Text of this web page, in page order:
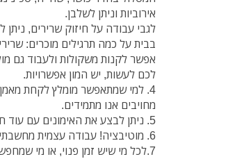
אירוביות וניתן לשלבן.
לגבי עבודה על חיזוק שרירים,
בבית על כמה תרגילים מוכרים:
אפשר לקנות משקולות ולעבוד גם
לכם לעשות, יש המון אפשרויות.
4. למי שמתאפשר מומלץ לקחת
מחויבים אנו מתמידים.
5. ניתן לבצע את האימונים עם עוד חברה או בן זוג על מנת לדרבן אחד את השני
6. מוטיבציה! עבודה עצמית מחשבתית ומשמעת עצמית. נסו לעבוד על עצמיכם.
7.לכל מי שיש זמן פנוי, או מי